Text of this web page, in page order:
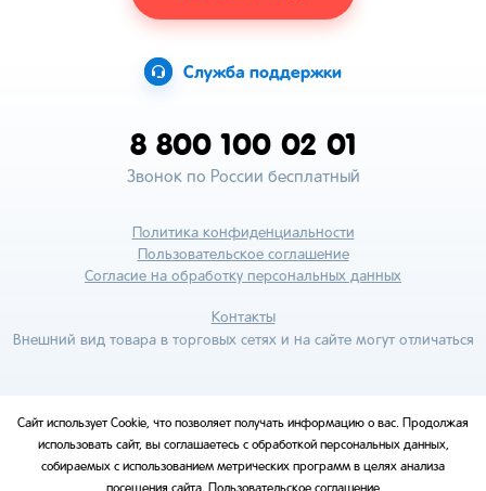
Служба поддержки
8 800 100 02 01
Звонок по России бесплатный
Политика конфиденциальности
Пользовательское соглашение
Согласие на обработку персональных данных
Контакты
Внешний вид товара в торговых сетях и на сайте могут отличаться
Сайт использует Cookie, что позволяет получать информацию о вас. Продолжая
использовать сайт, вы соглашаетесь с обработкой персональных данных,
собираемых с использованием метрических программ в целях анализа